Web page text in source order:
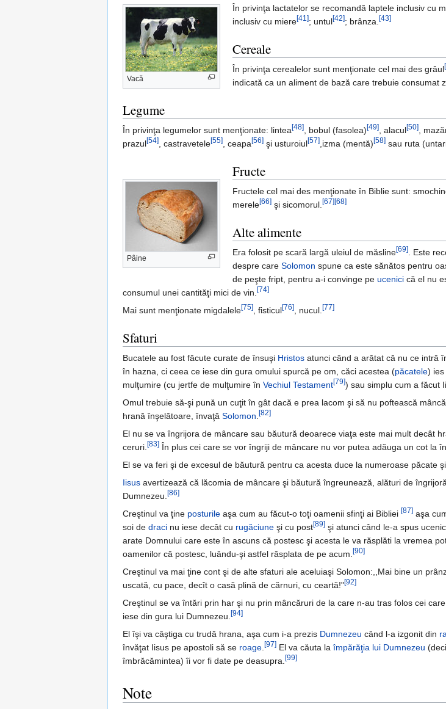
Vacă
În privinţa lactatelor se recomandă laptele inclusiv cu
inclusiv cu miere[41]; untul[42]; brânza. [43]
Cereale
În privinţa cerealelor sunt menţionate cel mai des grâul
indicată ca un aliment de bază care trebuie consumat
Pâine
Legume
În privinţa legumelor sunt menţionate: lintea[48] , bobul (fasolea)[49] , alacul[50] ,
prazul[54] , castravetele[55] , ceapa[56] şi usturoiul[57] ,izma (mentă)[58] sau ruta
Fructe
Fructele cel mai des menţionate în Biblie sunt:
merele[66]şi sicomorul. [67][68]
Alte alimente
Era folosit pe scară largă uleiul de măsline[69]. Este
despre care Solomon spune ca este sănătos pentru
de peşte fript, pentru a-i convinge pe ucenicică el nu
consumul unei cantităţi mici de vin. [74]
Mai sunt menţionate migdalele[75] , fisticul[76] , nucul. [77]
Sfaturi
Bucatele au fost făcute curate de însuşi Hristos atunci când a arătat că nu ce intră
în hazna, ci ceea ce iese din gura omului spurcă pe om, căci acestea (păcatele) ies
mulţumire (cu jertfe de mulţumire în Vechiul Testament[79]) sau simplu cum a făcut
Omul trebuie să-şi pună un cuţit în gât dacă e prea lacom şi să nu poftească
hrană înşelătoare, învaţă Solomon [82]
El nu se va îngrijora de mâncare sau băutură deoarece viaţa este mai mult decât
ceruri. [83] În plus cei care se vor îngriji de mâncare nu vor putea adăuga un cot la
El se va feri şi de excesul de băutură pentru ca acesta duce la numeroase păcate
Iisus avertizează că lăcomia de mâncare şi băutură îngreunează, alături de
Dumnezeu. [86]
Creştinul va ţine posturile aşa cum au făcut-o toţi oamenii sfinţi ai Bibliei [87] aşa
soi de draci nu iese decât cu rugăciune şi cu post[89] şi atunci când le-a spus
arate Domnului care este în ascuns că postesc şi acesta le va răsplăti la vremea
oamenilor că postesc, luându-şi astfel răsplata de pe acum. [90]
Creştinul va mai ţine cont şi de alte sfaturi ale aceluiaşi Solomon:,,Mai bine un
uscată, cu pace, decît o casă plină de cărnuri, cu ceartă!"[92]
Creştinul se va întări prin har şi nu prin mâncăruri de la care n-au tras folos cei
iese din gura lui Dumnezeu. [94]
El îşi va câştiga cu trudă hrana, aşa cum i-a prezis Dumnezeu când l-a izgonit din
învăţat Iisus pe apostoli să se roage [97] El va căuta laîmpărăţia lui Dumnezeu (deci
îmbrăcămintea) îi vor fi date pe deasupra. [99]
Note